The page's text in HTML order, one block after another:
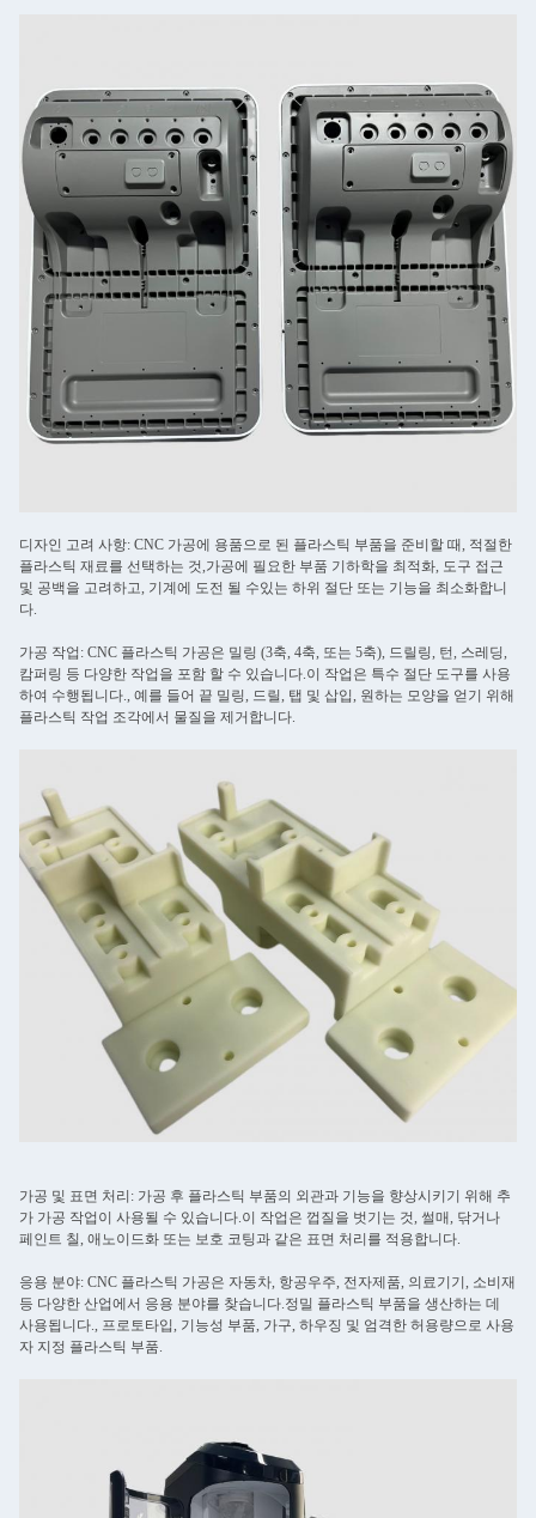
디자인 고려 사항: CNC 가공에 용품으로 된 플라스틱 부품을 준비할 때, 적절한
플라스틱 재료를 선택하는 것,가공에 필요한 부품 기하학을 최적화, 도구 접근
및 공백을 고려하고, 기계에 도전 될 수있는 하위 절단 또는 기능을 최소화합니
다.
가공 작업: CNC 플라스틱 가공은 밀링 (3축, 4축, 또는 5축), 드릴링, 턴, 스레딩,
캄퍼링 등 다양한 작업을 포함 할 수 있습니다.이 작업은 특수 절단 도구를 사용
하여 수행됩니다., 예를 들어 끝 밀링, 드릴, 탭 및 삽입, 원하는 모양을 얻기 위해
플라스틱 작업 조각에서 물질을 제거합니다.
가공 및 표면 처리: 가공 후 플라스틱 부품의 외관과 기능을 향상시키기 위해 추
가 가공 작업이 사용될 수 있습니다.이 작업은 껍질을 벗기는 것, 썰매, 닦거나
페인트 칠, 애노이드화 또는 보호 코팅과 같은 표면 처리를 적용합니다.
응용 분야: CNC 플라스틱 가공은 자동차, 항공우주, 전자제품, 의료기기, 소비재
등 다양한 산업에서 응용 분야를 찾습니다.정밀 플라스틱 부품을 생산하는 데
사용됩니다., 프로토타입, 기능성 부품, 가구, 하우징 및 엄격한 허용량으로 사용
자 지정 플라스틱 부품.